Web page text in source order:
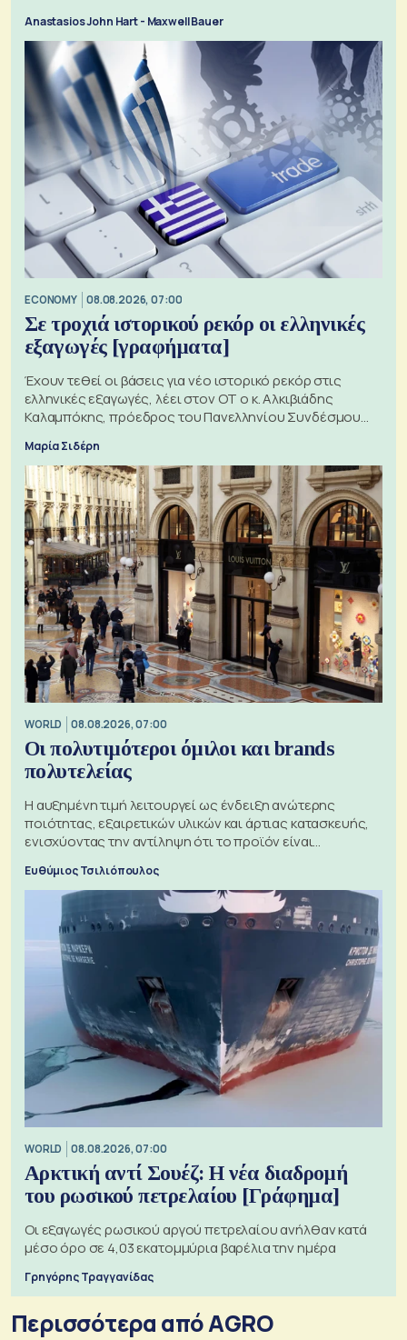
Anastasios John Hart - Maxwell Bauer
ECONOMY 08.08.2026, 07:00
Σε τροχιά ιστορικού ρεκόρ οι ελληνικές
εξαγωγές [γραφήματα]
Έχουν τεθεί οι βάσεις για νέο ιστορικό ρεκόρ στις
ελληνικές εξαγωγές, λέει στον ΟΤ ο κ. Αλκιβιάδης
Καλαμπόκης, πρόεδρος του Πανελληνίου Συνδέσμου
Μαρία Σιδέρη
WORLD 08.08.2026, 07:00
Οι πολυτιμότεροι όμιλοι και brands
πολυτελείας
Η αυξημένη τιμή λειτουργεί ως ένδειξη ανώτερης
ποιότητας, εξαιρετικών υλικών και άρτιας κατασκευής,
ενισχύοντας την αντίληψη ότι το προϊόν είναι
Ευθύμιος Τσιλιόπουλος
WORLD 08.08.2026, 07:00
Αρκτική αντί Σουέζ: Η νέα διαδρομή
του ρωσικού πετρελαίου [Γράφημα]
Οι εξαγωγές ρωσικού αργού πετρελαίου ανήλθαν κατά
μέσο όρο σε 4,03 εκατομμύρια βαρέλια την ημέρα
Γρηγόρης Τραγγανίδας
Περισσότερα από AGRO